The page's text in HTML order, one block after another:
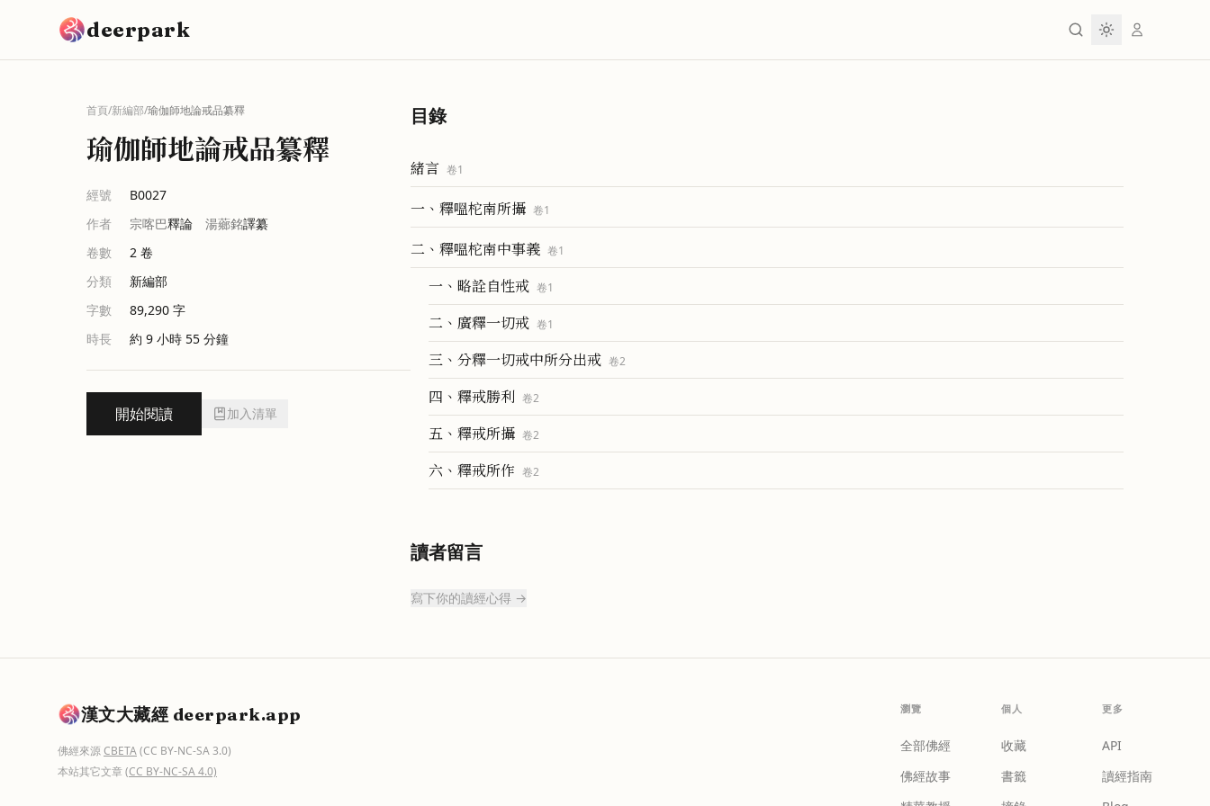
deerpark
首頁/新編部/瑜伽師地論戒品纂釋
瑜伽師地論戒品纂釋
經號
B0027
作者
宗喀巴釋論 湯薌銘譯纂
卷數
2 卷
分類
新編部
字數
89,290 字
時長
約 9 小時 55 分鐘
開始閱讀 加入清單
目錄
緒言 卷1
一、釋嗢柁南所攝 卷1
二、釋嗢柁南中事義 卷1
一、略詮自性戒 卷1
二、廣釋一切戒 卷1
三、分釋一切戒中所分出戒 卷2
四、釋戒勝利 卷2
五、釋戒所攝 卷2
六、釋戒所作 卷2
讀者留言
寫下你的讀經心得 →
漢文大藏經 deerpark.app
佛經來源CBETA(CC BY-NC-SA 3.0)
本站其它文章(CC BY-NC-SA 4.0)
瀏覽
全部佛經
佛經故事
個人
收藏
書籤
更多
API
讀經指南